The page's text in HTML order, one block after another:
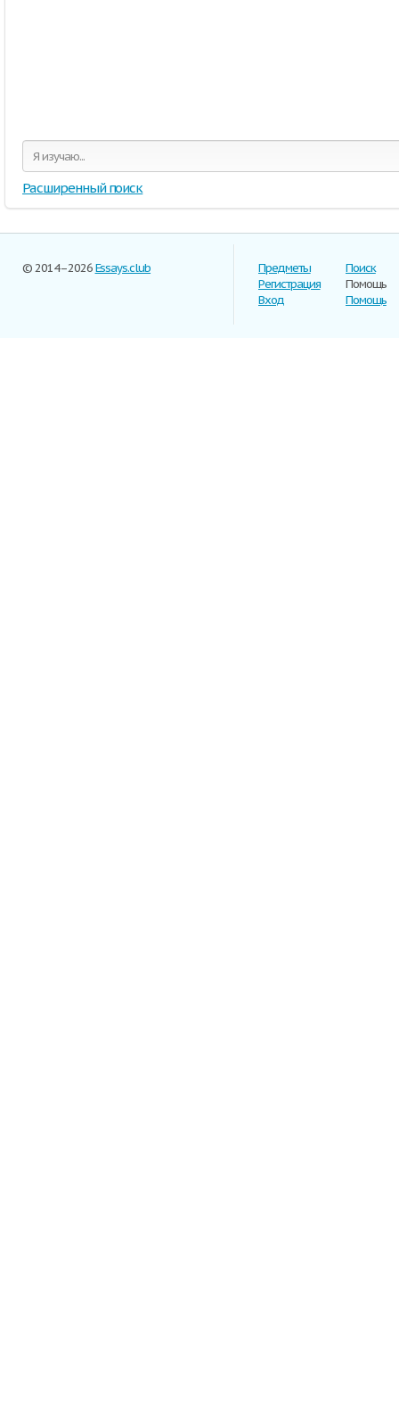
Расширенный поиск
© 2014–2026Essays.club
Предметы
Регистрация
Вход
Поиск
Помощь
Помощь